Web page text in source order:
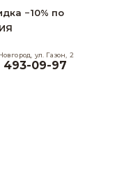
−10% по
ул. Газон, 2
493-09-97